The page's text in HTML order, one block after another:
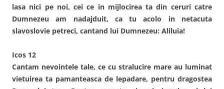
lasa nici pe noi, cei ce in mijlocirea ta din ceruri catre
Dumnezeu am nadajduit, ca tu acolo in netacuta
slavoslovie petreci, cantand lui Dumnezeu: Aliluia!
Icos 12
Cantam nevointele tale, ce cu stralucire mare au luminat
vietuirea ta pamanteasca de lepadare, pentru dragostea